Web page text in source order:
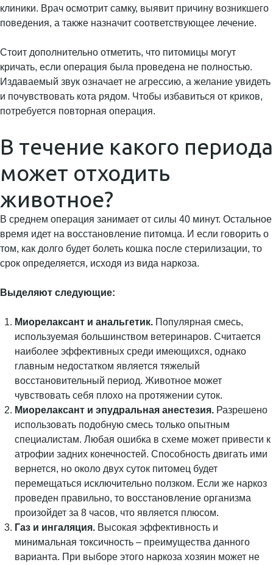
клиники. Врач осмотрит самку, выявит причину возникшего
поведения, а также назначит соответствующее лечение.
Стоит дополнительно отметить, что питомицы могут
кричать, если операция была проведена не полностью.
Издаваемый звук означает не агрессию, а желание увидеть
и почувствовать кота рядом. Чтобы избавиться от криков,
потребуется повторная операция.
В течение какого периода
может отходить
животное?
В среднем операция занимает от силы 40 минут. Остальное
время идет на восстановление питомца. И если говорить о
том, как долго будет болеть кошка после стерилизации, то
срок определяется, исходя из вида наркоза.
Выделяют следующие:
Миорелаксант и анальгетик. Популярная смесь,
используемая большинством ветеринаров. Считается
наиболее эффективных среди имеющихся, однако
главным недостатком является тяжелый
восстановительный период. Животное может
чувствовать себя плохо на протяжении суток.
Миорелаксант и эпудральная анестезия. Разрешено
использовать подобную смесь только опытным
специалистам. Любая ошибка в схеме может привести к
атрофии задних конечностей. Способность двигать ими
вернется, но около двух суток питомец будет
перемещаться исключительно ползком. Если же наркоз
проведен правильно, то восстановление организма
произойдет за 8 часов, что является плюсом.
Газ и ингаляция. Высокая эффективность и
минимальная токсичность – преимущества данного
варианта. При выборе этого наркоза хозяин может не